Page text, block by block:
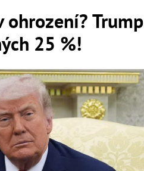
ohrození? Trump
25 %!